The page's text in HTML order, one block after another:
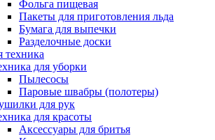
Фольга пищевая
Пакеты для приготовления льда
Бумага для выпечки
Разделочные доски
техника
для уборки
Пылесосы
Паровые швабры (полотеры)
для рук
для красоты
Аксессуары для бритья